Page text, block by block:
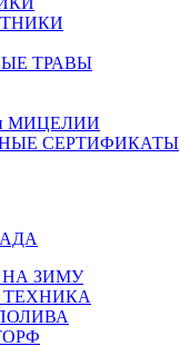
ТРАВЫ
МИЦЕЛИИ
СЕРТИФИКАТЫ
ЗИМУ